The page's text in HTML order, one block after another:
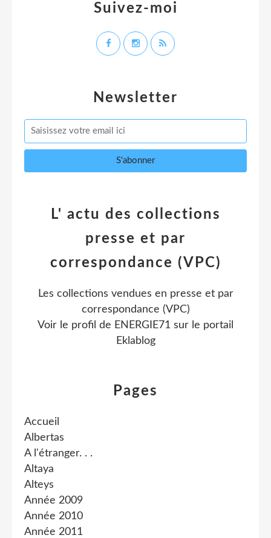
Newsletter
Pages
Accueil
Albertas
A l'étranger. . .
Altaya
Alteys
Année 2009
Année 2010
Année 2011
L' actu des collections
presse et par
correspondance (VPC)
Les collections vendues en presse et par
correspondance (VPC)
Voir le profil de ENERGIE71 sur le portail
Eklablog
Suivez-moi